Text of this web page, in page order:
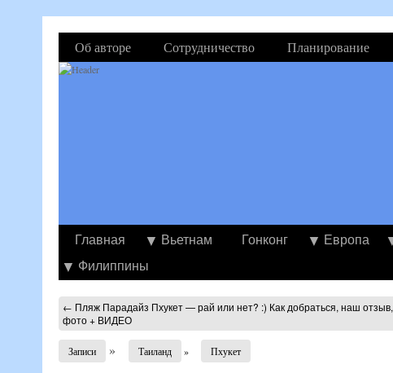
Об авторе Сотрудничество Планирование
Главная Вьетнам Гонконг Европа
Филиппины
← Пляж Парадайз Пхукет — рай или нет? :) Как добраться, наш отзыв,
фото + ВИДЕО
Записи » Таиланд » Пхукет